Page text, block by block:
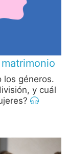
los géneros.
y cuál